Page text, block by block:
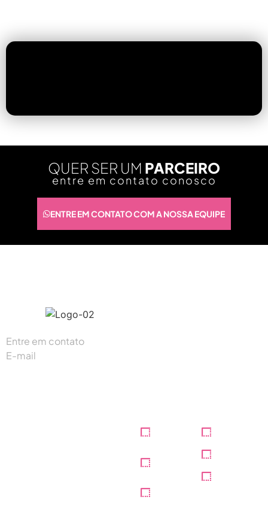
QUER SER UM PARCEIRO
entre em contato conosco
ENTRE EM CONTATO COM A NOSSA EQUIPE
Entre em contato
E-mail